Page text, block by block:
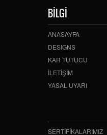
BİLGİ
ANASAYFA
DESIGNS
KAR TUTUCU
İLETİŞİM
YASAL UYARI
SERTİFİKALARIMIZ